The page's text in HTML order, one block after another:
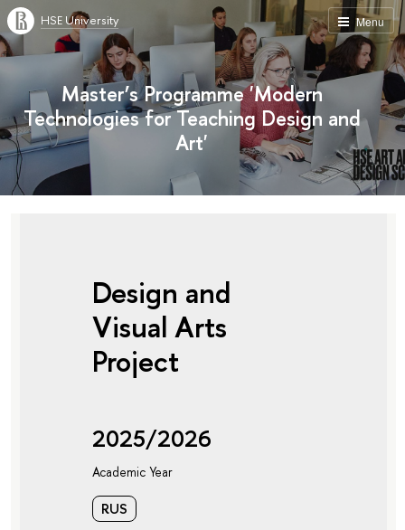
Menu
HSE University
Master’s Programme 'Modern
Technologies for Teaching Design and
Art'
Design and
Visual Arts
Project
2025/2026
Academic Year
RUS